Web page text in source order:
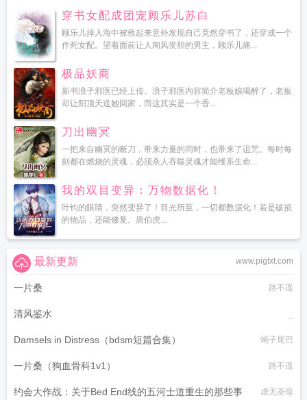
穿书女配成团宠顾乐儿苏白
顾乐儿掉入海中被救起来意外发现自己竟然穿书了，还穿成一个
作死女配。望着面前让人闻风丧胆的男主，顾乐儿痛...
极品妖商
新书浪子邪医已经上传。浪子邪医内容简介老板娘喝醉了，老板
却让阳顶天送她回家，而这其实是一个香...
刀出幽冥
一把来自幽冥的断刀，带来力量的同时，也带来了诅咒。每时每
刻都在燃烧的灵魂，必须杀人吞噬灵魂才能维系生命...
我的双目变异：万物数据化！
叶钧的眼睛，突然变异了！目光所至，一切都数据化！若是破损
的物品，还能修复。唐伯虎...
www.pigtxt.com
最新更新
一片桑 路不遥
清风鉴水
Damsels in Distress（bdsm短篇合集） 蝎子尾巴
一片桑（狗血骨科1v1） 路不遥
约会大作战：关于Bed End线的五河士道重生的那些事 虚无圣母